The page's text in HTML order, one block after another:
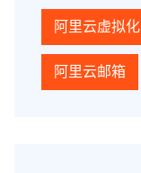
阿里云虚拟化
阿里云邮箱